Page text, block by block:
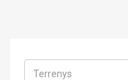
Terrenys